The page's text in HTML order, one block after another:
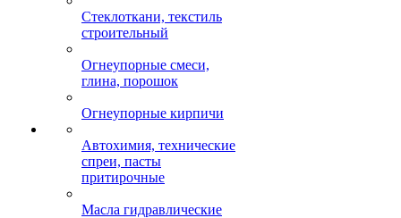
Стеклоткани, текстиль
строительный
Огнеупорные смеси,
глина, порошок
Огнеупорные кирпичи
Автохимия, технические
спреи, пасты
притирочные
Масла гидравлические